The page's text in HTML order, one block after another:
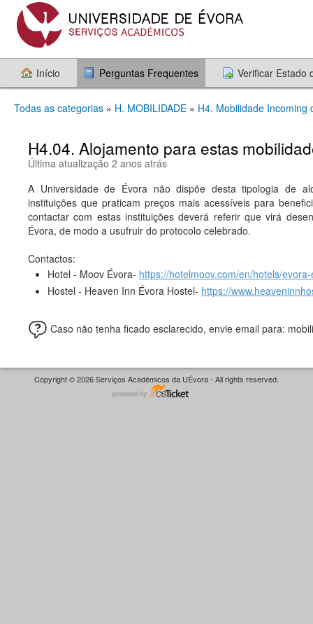
Início Perguntas Frequentes Verificar Estado
Todas as categorias » H. MOBILIDADE » H4. Mobilidade Incoming
H4.04. Alojamento para estas
Última atualização 2 anos atrás
A Universidade de Évora não dispõe desta tipologia de
instituições que praticam preços mais acessíveis para
contactar com estas instituições deverá referir que virá
Évora, de modo a usufruir do protocolo celebrado.
Contactos:
Hotel - Moov Évora- https://hotelmoov.com/en/hotels/
Hostel - Heaven Inn Évora Hostel- https://
Caso não tenha ficado esclarecido, envie email para:
Copyright © 2026 Serviços Académicos da UÉvora - All rights reserved.